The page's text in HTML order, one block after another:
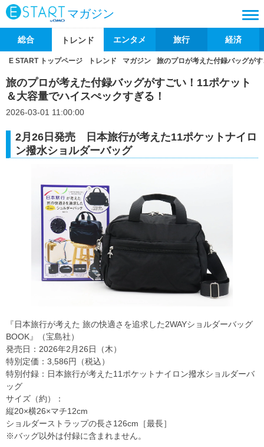
マガジン
総合 トレンド エンタメ 旅行 経済
E START トップページ トレンド マガジン 旅のプロが考えた付録バッグが
旅のプロが考えた付録バッグがすごい！11ポケット
＆大容量でハイスぺックすぎる！
2026-03-01 11:00:00
2月26日発売 日本旅行が考えた11ポケットナイロ
ン撥水ショルダーバッグ
『日本旅行が考えた 旅の快適さを追求した2WAYショルダーバッグ
BOOK』（宝島社）
発売日：2026年2月26日（木）
特別定価：3,586円（税込）
特別付録：日本旅行が考えた11ポケットナイロン撥水ショルダーバ
ッグ
サイズ（約）：
縦20×横26×マチ12cm
ショルダーストラップの長さ126cm［最長］
※バッグ以外は付録に含まれません。